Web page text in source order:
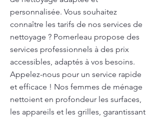
personnalisée. Vous souhaitez
connaître les tarifs de nos services de
nettoyage ? Pomerleau propose des
services professionnels à des prix
accessibles, adaptés à vos besoins.
Appelez-nous pour un service rapide
et efficace ! Nos femmes de ménage
nettoient en profondeur les surfaces,
les appareils et les grilles, garantissant